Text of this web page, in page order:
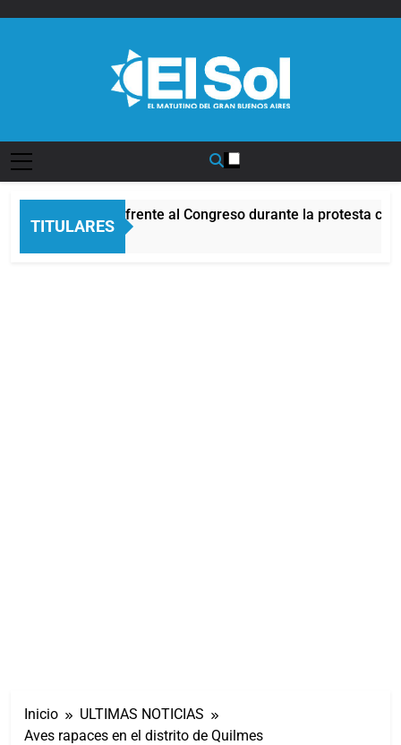
TITULARES
Incidentes frente al Congreso durante la protesta
9 Horas Atrás
Inicio
ULTIMAS NOTICIAS
Aves rapaces en el distrito de Quilmes